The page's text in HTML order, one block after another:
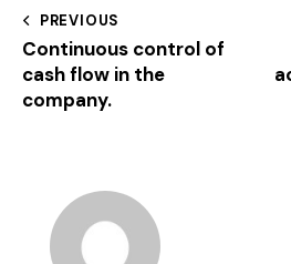
PREVIOUS
Continuous control of
cash flow in the
company.